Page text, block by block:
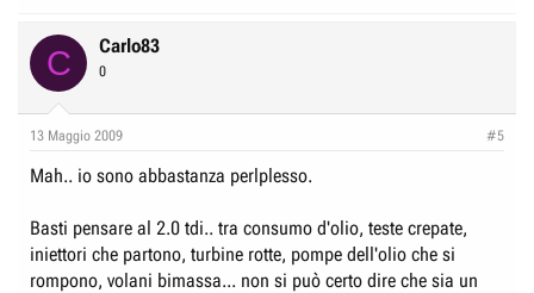
C Carlo83
0
13 Maggio 2009 #5
Mah.. io sono abbastanza perlplesso.
Basti pensare al 2.0 tdi.. tra consumo d'olio, teste crepate,
iniettori che partono, turbine rotte, pompe dell'olio che si
rompono, volani bimassa... non si può certo dire che sia un